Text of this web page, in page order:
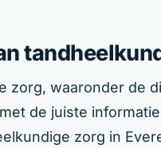
zorg, waaronder de
de juiste
zorg in